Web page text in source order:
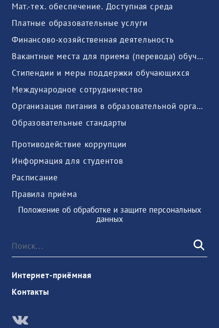
Мат.-тех. обеспечение. Доступная среда
Платные образовательные услуги
Финансово-хозяйственная деятельность
Вакантные места для приема (перевода) обучающихся
Стипендии и меры поддержки обучающихся
Международное сотрудничество
Организация питания в образовательной организации
Образовательные стандарты
Противодействие коррупции
Информация для студентов
Расписание
Правила приёма
Положение об обработке и защите персональных
данных
Интернет-приёмная
Контакты